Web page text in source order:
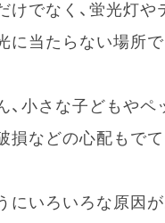
けでなく、蛍光灯や
に当たらない場所で
、小さな子どもや
損などの心配もでて
にいろいろな原因